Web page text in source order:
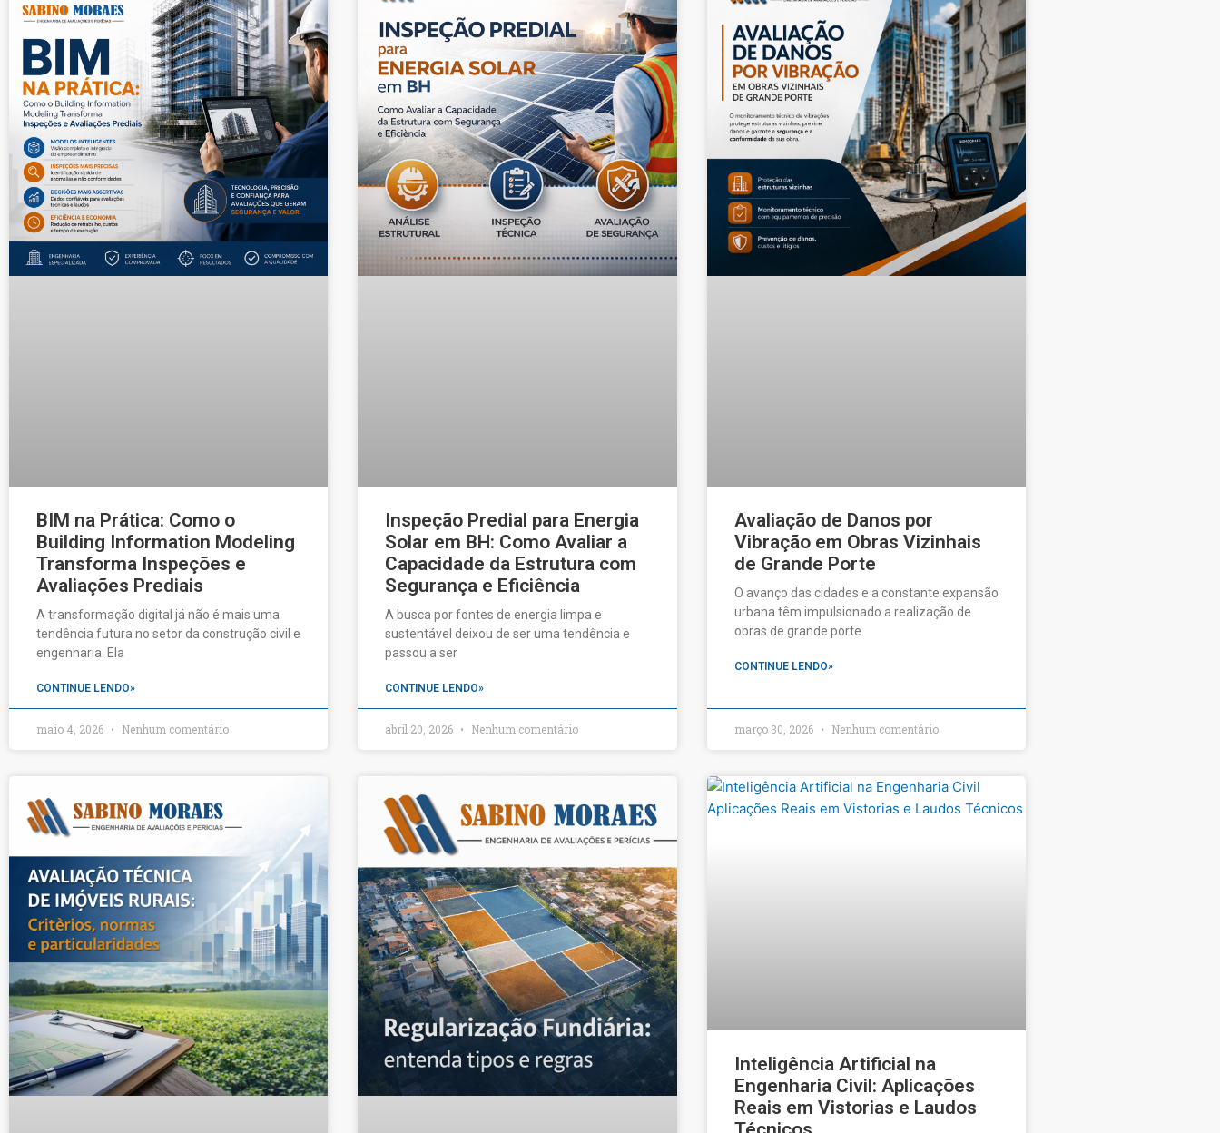
BIM na Prática: Como o
Building Information Modeling
Transforma Inspeções e
Avaliações Prediais
A transformação digital já não é mais uma
tendência futura no setor da construção civil e
engenharia. Ela
CONTINUE LENDO»
maio 4, 2026 Nenhum comentário
Inspeção Predial para Energia
Solar em BH: Como Avaliar a
Capacidade da Estrutura com
Segurança e Eficiência
A busca por fontes de energia limpa e
sustentável deixou de ser uma tendência e
passou a ser
CONTINUE LENDO»
abril 20, 2026 Nenhum comentário
Avaliação de Danos por
Vibração em Obras Vizinhais
de Grande Porte
O avanço das cidades e a constante expansão
urbana têm impulsionado a realização de
obras de grande porte
CONTINUE LENDO»
março 30, 2026 Nenhum comentário
Inteligência Artificial na
Engenharia Civil: Aplicações
Reais em Vistorias e Laudos